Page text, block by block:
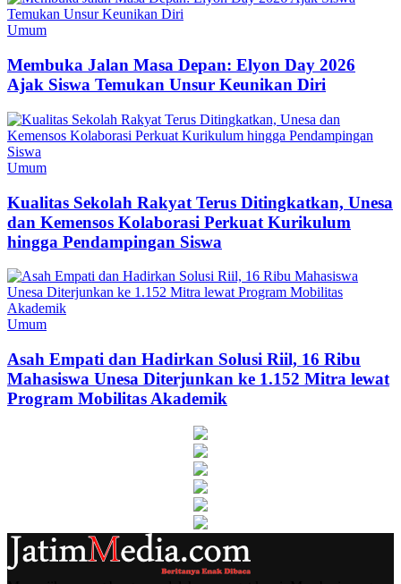
Umum
Membuka Jalan Masa Depan: Elyon Day 2026
Ajak Siswa Temukan Unsur Keunikan Diri
Umum
Kualitas Sekolah Rakyat Terus Ditingkatkan, Unesa
dan Kemensos Kolaborasi Perkuat Kurikulum
hingga Pendampingan Siswa
Umum
Asah Empati dan Hadirkan Solusi Riil, 16 Ribu
Mahasiswa Unesa Diterjunkan ke 1.152 Mitra lewat
Program Mobilitas Akademik